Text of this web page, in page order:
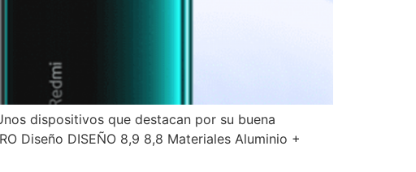
dispositivos que destacan por su buena
Diseño DISEÑO 8,9 8,8 Materiales Aluminio +